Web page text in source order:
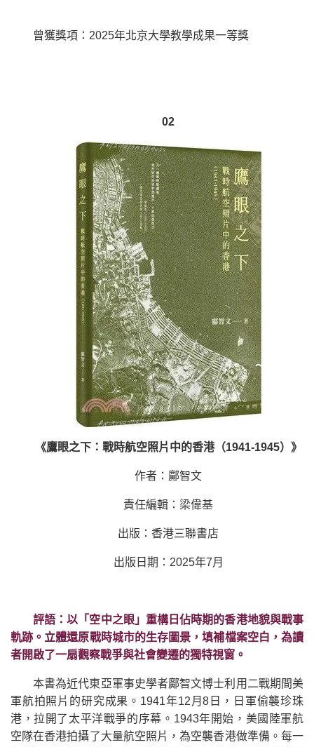
曾獲獎項：2025年北京大學教學成果一等獎
02
《鷹眼之下：戰時航空照片中的香港（1941-1945）》
作者：鄺智文
責任編輯：梁偉基
出版：香港三聯書店
出版日期：2025年7月
評語：以「空中之眼」重構日佔時期的香港地貌與戰事
軌跡。立體還原戰時城市的生存圖景，填補檔案空白，為讀
者開啟了一扇觀察戰爭與社會變遷的獨特視窗。
本書為近代東亞軍事史學者鄺智文博士利用二戰期間美
軍航拍照片的研究成果。1941年12月8日，日軍偷襲珍珠
港，拉開了太平洋戰爭的序幕。1943年開始，美國陸軍航
空隊在香港拍攝了大量航空照片，為空襲香港做準備。每一